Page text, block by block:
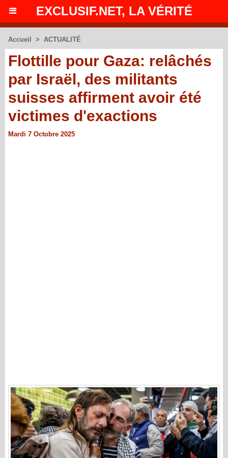
EXCLUSIF.NET, LA VÉRITÉ
Accueil > ACTUALITÉ
Flottille pour Gaza: relâchés
par Israël, des militants
suisses affirment avoir été
victimes d'exactions
Mardi 7 Octobre 2025